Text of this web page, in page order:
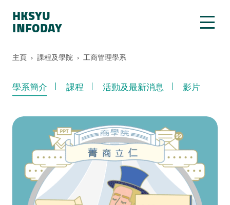
HKSYU
INFODAY
主頁 › 課程及學院 › 工商管理學系
學系簡介 課程 活動及最新消息 影片